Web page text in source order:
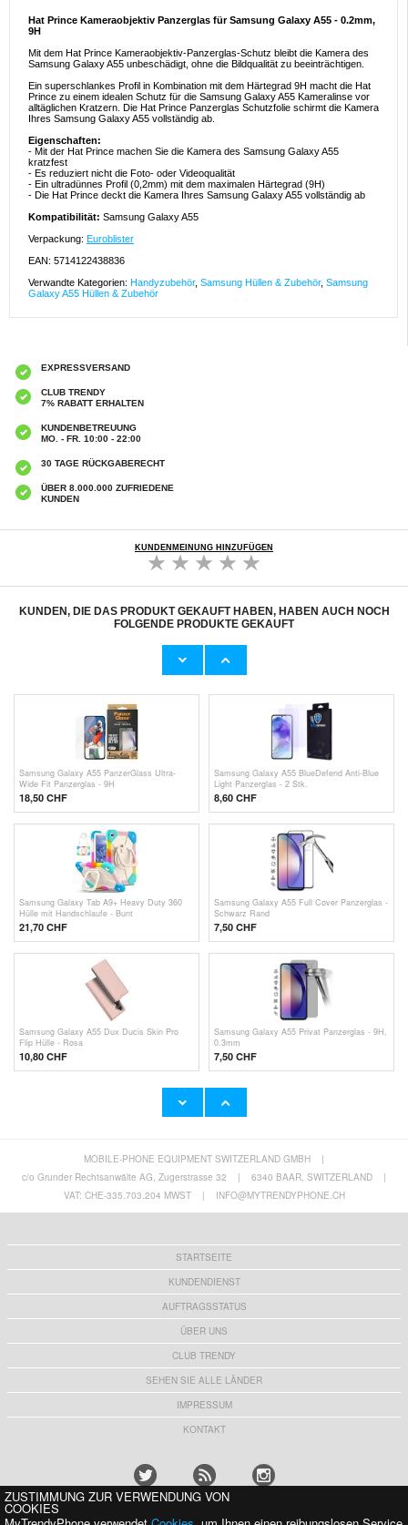
Hat Prince Kameraobjektiv Panzerglas für Samsung Galaxy A55 - 0.2mm,
9H
Mit dem Hat Prince Kameraobjektiv-Panzerglas-Schutz bleibt die Kamera des
Samsung Galaxy A55 unbeschädigt, ohne die Bildqualität zu beeinträchtigen.
Ein superschlankes Profil in Kombination mit dem Härtegrad 9H macht die Hat
Prince zu einem idealen Schutz für die Samsung Galaxy A55 Kameralinse vor
alltäglichen Kratzern. Die Hat Prince Panzerglas Schutzfolie schirmt die Kamera
Ihres Samsung Galaxy A55 vollständig ab.
Eigenschaften:
- Mit der Hat Prince machen Sie die Kamera des Samsung Galaxy A55
kratzfest
- Es reduziert nicht die Foto- oder Videoqualität
- Ein ultradünnes Profil (0,2mm) mit dem maximalen Härtegrad (9H)
- Die Hat Prince deckt die Kamera Ihres Samsung Galaxy A55 vollständig ab
Kompatibilität: Samsung Galaxy A55
Verpackung: Euroblister
EAN: 5714122438836
Verwandte Kategorien: Handyzubehör, Samsung Hüllen & Zubehör, Samsung
Galaxy A55 Hüllen & Zubehör
EXPRESSVERSAND
CLUB TRENDY
7% RABATT ERHALTEN
KUNDENBETREUUNG
MO. - FR. 10:00 - 22:00
30 TAGE RÜCKGABERECHT
ÜBER 8.000.000 ZUFRIEDENE
KUNDEN
KUNDENMEINUNG HINZUFÜGEN
KUNDEN, DIE DAS PRODUKT GEKAUFT HABEN, HABEN AUCH NOCH
FOLGENDE PRODUKTE GEKAUFT
Samsung Galaxy A55 Panzerglas - Case
Samsung Galaxy A55 Smart View Wallet
Samsung Galaxy A55 PanzerGlass Ultra-
Wide Fit Panzerglas - 9H
18,50 CHF
Samsung Galaxy A55 BlueDefend Anti-Blue
Light Panzerglas - 2 Stk.
8,60 CHF
Samsung Galaxy Tab A9+ Heavy Duty 360
Hülle mit Handschlaufe - Bunt
21,70 CHF
Samsung Galaxy A55 Full Cover Panzerglas -
Schwarz Rand
7,50 CHF
Samsung Galaxy A55 Dux Ducis Skin Pro
Flip Hülle - Rosa
10,80 CHF
Samsung Galaxy A55 Privat Panzerglas - 9H,
0.3mm
7,50 CHF
Samsung Galaxy A55 Glitter Flakes TPU
Hülle - Rosa
Samsung Galaxy A55 Nillkin Nature TPU Pro
Hybrid Hülle - Durchsichtig
10,80 CHF
MOBILE-PHONE EQUIPMENT SWITZERLAND GMBH
|
c/o Grunder Rechtsanwälte AG, Zugerstrasse 32
| 6340 BAAR, SWITZERLAND
|
VAT: CHE-335.703.204 MWST
| INFO@MYTRENDYPHONE.CH
STARTSEITE
KUNDENDIENST
AUFTRAGSSTATUS
ÜBER UNS
CLUB TRENDY
SEHEN SIE ALLE LÄNDER
IMPRESSUM
KONTAKT
ZUSTIMMUNG ZUR VERWENDUNG VON
COOKIES